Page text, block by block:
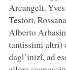
Arcangeli,
Testori,
Alberto
tantissimi altri)
dagl’inizî, ad